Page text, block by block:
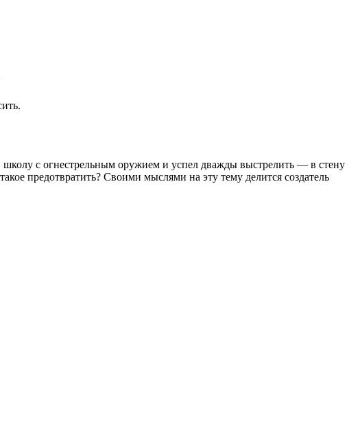
с огнестрельным оружием и успел дважды выстрелить — в стену
предотвратить? Своими мыслями на эту тему делится создатель